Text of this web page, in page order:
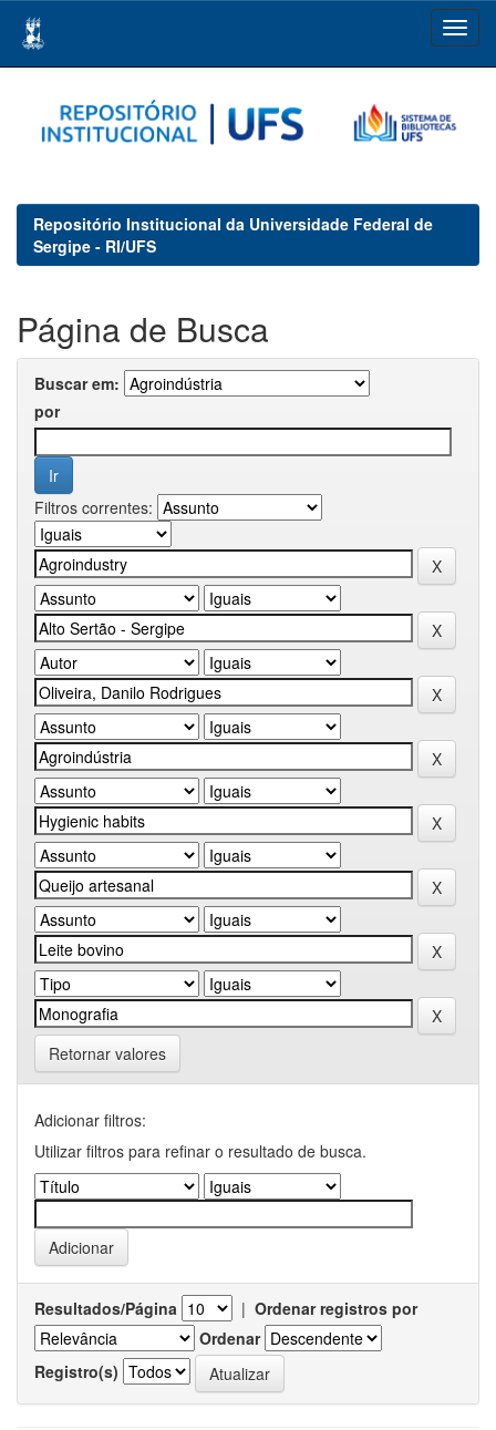
navigation
Repositório Institucional da Universidade Federal de
Sergipe - RI/UFS
Página de Busca
Buscar em:
por
Filtros correntes:
Retornar valores
Adicionar filtros:
Utilizar filtros para refinar o resultado de busca.
Resultados/Página | Ordenar registros por
Ordenar
Registro(s)